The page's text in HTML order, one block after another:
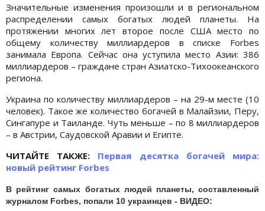
Значительные изменения произошли и в региональном
распределении самых богатых людей планеты. На
протяжении многих лет второе после США место по
общему количеству миллиардеров в списке Forbes
занимала Европа. Сейчас она уступила место Азии: 386
миллиардеров – граждане стран Азиатско-Тихоокеанского
региона.
Украина по количеству миллиардеров – на 29-м месте (10
человек). Такое же количество богачей в Малайзии, Перу,
Сингапуре и Таиланде. Чуть меньше – по 8 миллиардеров
– в Австрии, Саудовской Аравии и Египте.
ЧИТАЙТЕ ТАКЖЕ: Первая десятка богачей мира:
новый рейтинг Forbes
В рейтинг самых богатых людей планеты, составленный
журналом Forbes, попали 10 украинцев - ВИДЕО: